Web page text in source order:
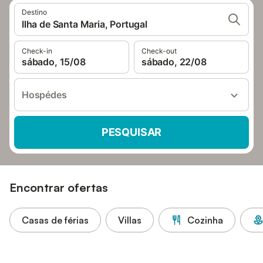
Destino
Ilha de Santa Maria, Portugal
Check-in
sábado, 15/08
Check-out
sábado, 22/08
Hospédes
PESQUISAR
Encontrar ofertas
Casas de férias Villas Cozinha